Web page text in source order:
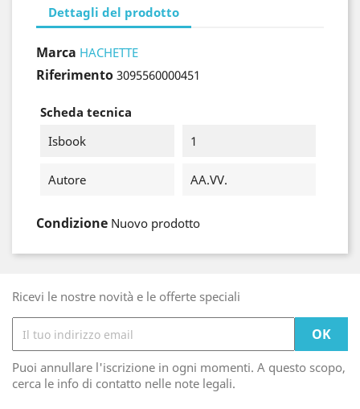
Dettagli del prodotto
Marca HACHETTE
Riferimento 3095560000451
Scheda tecnica
Isbook
1
Autore AA.VV.
Condizione Nuovo prodotto
Ricevi le nostre novità e le offerte speciali
Puoi annullare l'iscrizione in ogni momenti. A questo scopo,
cerca le info di contatto nelle note legali.